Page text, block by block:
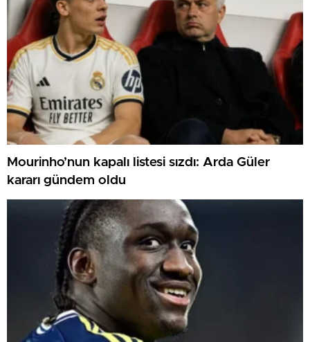
Mourinho’nun kapalı listesi sızdı: Arda Güler
kararı gündem oldu